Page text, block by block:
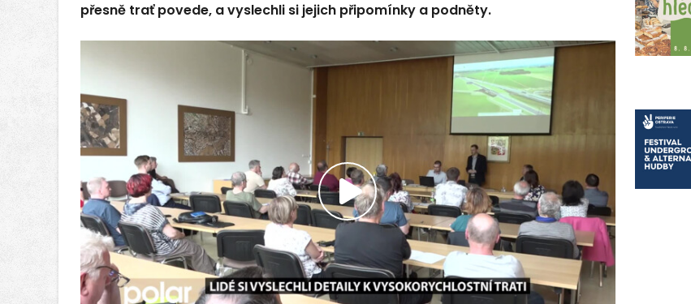
přesně trať povede, a vyslechli si jejich připomínky a podněty.
Přehrát
video